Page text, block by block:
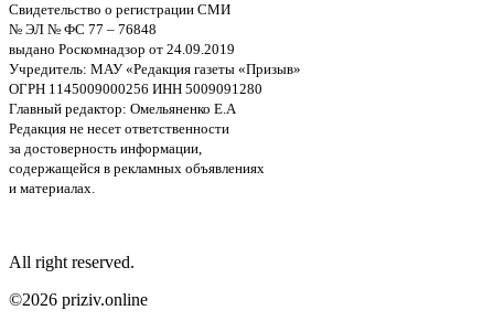
Свидетельство о регистрации СМИ
№ ЭЛ № ФС 77 – 76848
выдано Роскомнадзор от 24.09.2019
Учредитель: МАУ «Редакция газеты «Призыв»
ОГРН 1145009000256 ИНН 5009091280
Главный редактор: Омельяненко Е.А
Редакция не несет ответственности
за достоверность информации,
содержащейся в рекламных объявлениях
и материалах.
All right reserved.
©2026 priziv.online